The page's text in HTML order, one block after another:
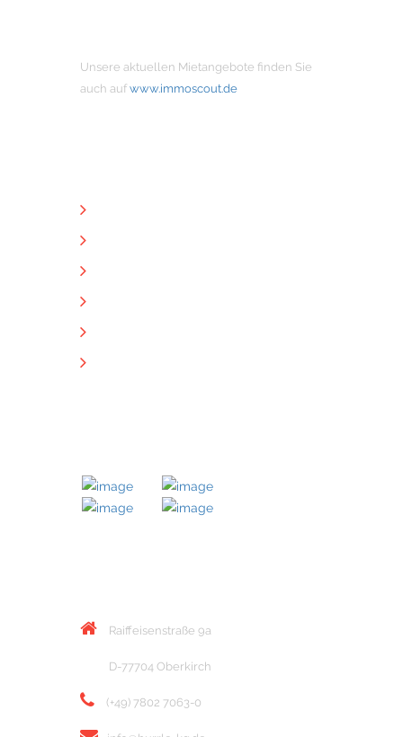
Unsere aktuellen Mietangebote finden Sie
auch auf www.immoscout.de
Raiffeisenstraße 9a
D-77704 Oberkirch
(+49) 7802 7063-0